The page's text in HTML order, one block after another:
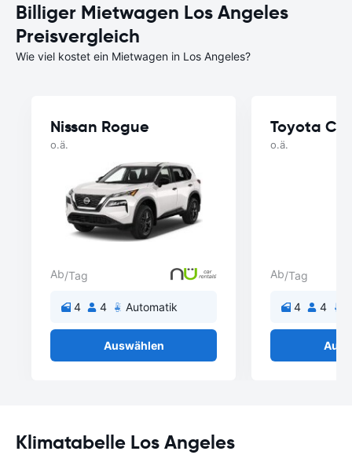
Billiger Mietwagen Los Angeles
Preisvergleich
Wie viel kostet ein Mietwagen in Los Angeles?
Nissan Rogue
o.ä.
Ab/Tag
4 4 Automatik
Auswählen
Toyota
o.ä.
Ab/Tag
4 4
Klimatabelle Los Angeles